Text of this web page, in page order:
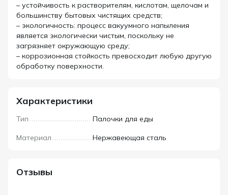
– устойчивость к растворителям, кислотам, щелочам и
большинству бытовых чистящих средств;
– экологичность: процесс вакуумного напыления
является экологически чистым, поскольку не
загрязняет окружающую среду;
– коррозионная стойкость превосходит любую другую
обработку поверхности.
Характеристики
Тип Палочки для еды
Материал Нержавеющая сталь
Отзывы